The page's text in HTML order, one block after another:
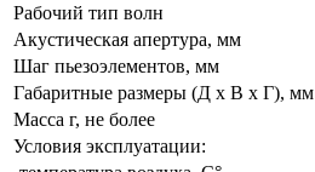
Рабочий тип волн
Акустическая апертура, мм
Шаг пьезоэлементов, мм
Габаритные размеры (Д х В х Г), мм
Масса г, не более
Условия эксплуатации: